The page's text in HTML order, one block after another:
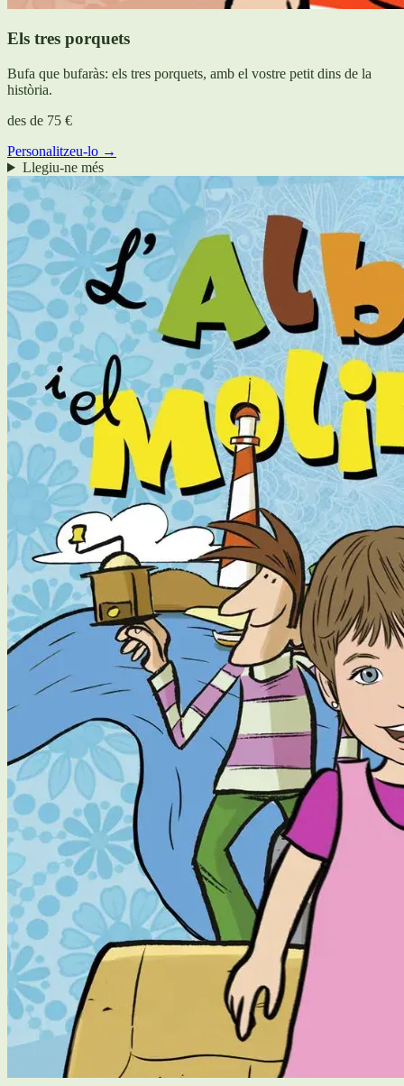
Els tres porquets
Bufa que bufaràs: els tres porquets, amb el vostre petit dins de la
història.
des de 75 €
Personalitzeu-lo →
Llegiu-ne més